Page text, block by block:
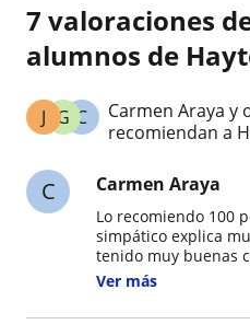
7 valoraciones
alumnos de
C
G
J
Carmen Araya y
recomiendan a
C Carmen Araya
Lo recomiendo 100
simpático explica
tenido muy buenas
a la hora de
Ver más